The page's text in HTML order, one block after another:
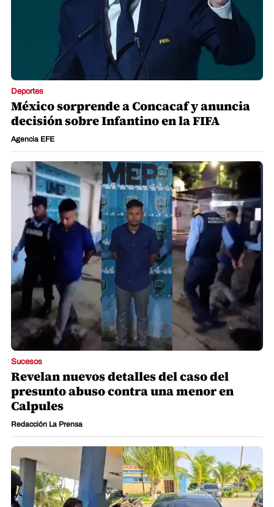
Deportes
México sorprende a Concacaf y anuncia
decisión sobre Infantino en la FIFA
Agencia EFE
Sucesos
Revelan nuevos detalles del caso del
presunto abuso contra una menor en
Calpules
Redacción La Prensa